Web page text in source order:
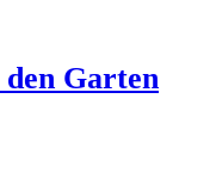
Garten